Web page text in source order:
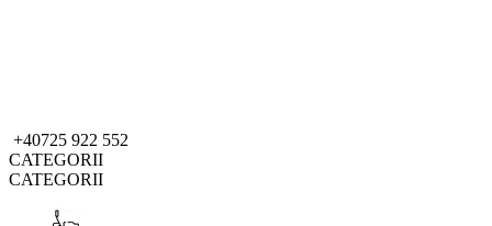
+40725 922 552
CATEGORII
CATEGORII